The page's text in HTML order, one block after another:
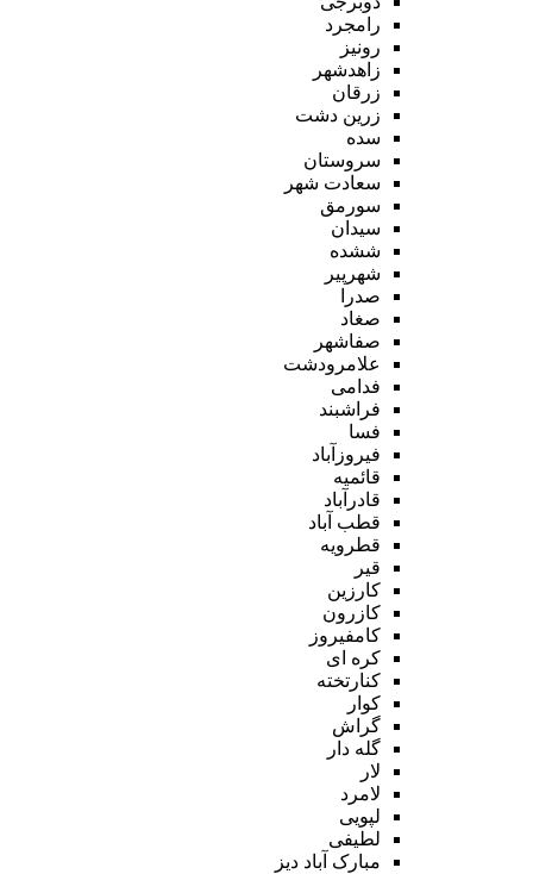
رامجرد
رونیز
زاهدشهر
زرقان
زرین دشت
سده
سروستان
سعادت شهر
سورمق
سیدان
ششده
شهرپیر
صدرا
صغاد
صفاشهر
علامرودشت
فدامی
فراشبند
فسا
فیروزآباد
قائمیه
قادرآباد
قطب آباد
قطرویه
قیر
کارزین
کازرون
کامفیروز
کره ای
کنارتخته
کوار
گراش
گله دار
لار
لامرد
لپویی
لطیفی
مبارک آباد دیز